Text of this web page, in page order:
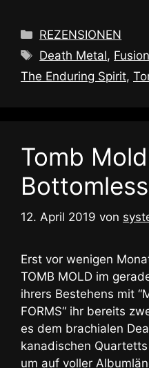
Kategorien
REZENSIONEN
Schlagwörter
Death Metal, Fusion
The Enduring Spirit,
Tomb
12. April 2019 von
Erst vor wenigen
TOMB MOLD im
ihrers Bestehens mit
FORMS“ ihr bereits
es dem brachialen
kanadischen
um auf voller